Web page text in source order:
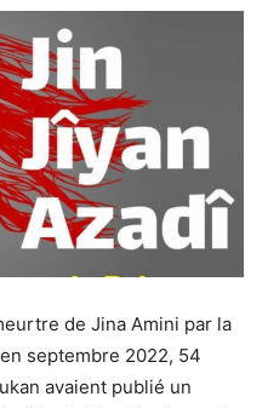
de Jina Amini par la
septembre 2022, 54
avaient publié un